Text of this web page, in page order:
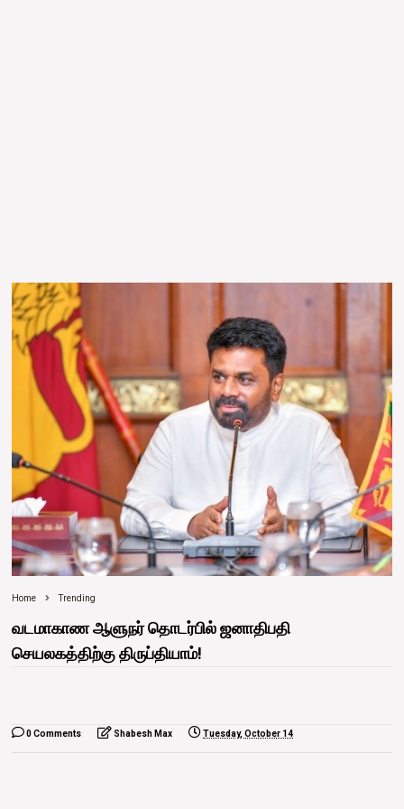
Home Trending
வடமாகாண ஆளுநர் தொடர்பில் ஜனாதிபதி
செயலகத்திற்கு திருப்தியாம்!
0 Comments Shabesh Max Tuesday, October 14